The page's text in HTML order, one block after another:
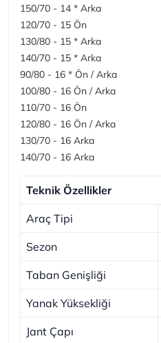
150/70 - 14 * Arka
120/70 - 15 Ön
130/80 - 15 * Arka
140/70 - 15 * Arka
90/80 - 16 * Ön / Arka
100/80 - 16 Ön / Arka
110/70 - 16 Ön
120/80 - 16 Ön / Arka
130/70 - 16 Arka
140/70 - 16 Arka
Teknik Özellikler
Araç Tipi
Sezon
Taban Genişliği
Yanak Yüksekliği
Jant Çapı